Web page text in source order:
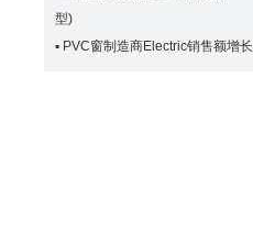
型)
▪ PVC窗制造商Electric销售额增长